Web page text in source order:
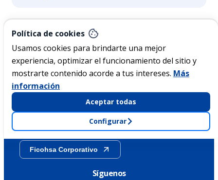
Política de cookies
Usamos cookies para brindarte una mejor
experiencia, optimizar el funcionamiento del sitio y
mostrarte contenido acorde a tus intereses. Más
información
Aceptar todas
Configurar
Nicaragua
Acerca de Ficohsa
Sostenibilidad
Ficohsa Corporativo
Síguenos